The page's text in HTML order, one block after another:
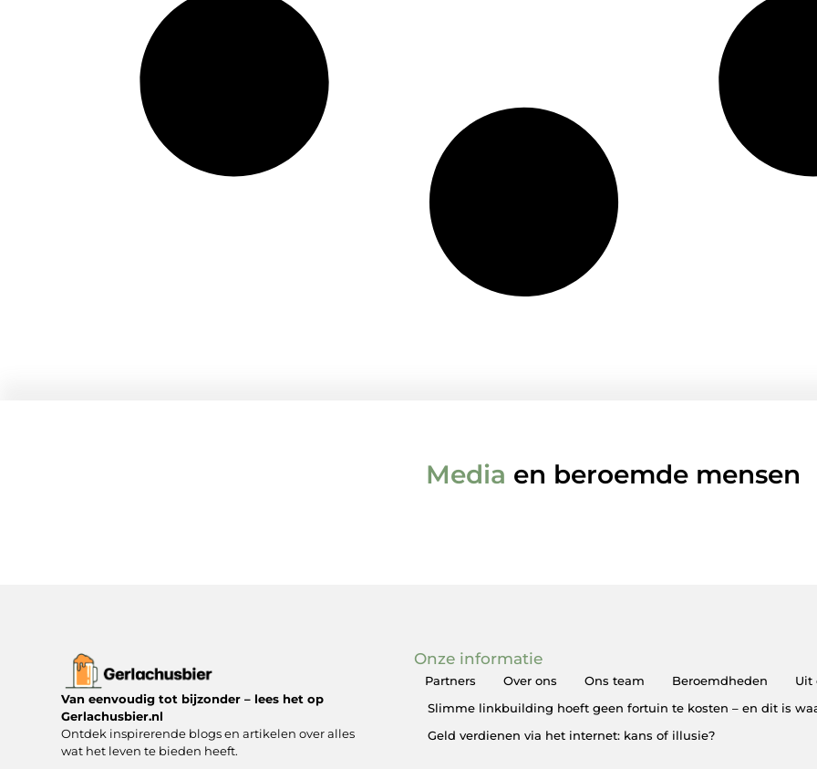
Media en beroemde mensen
Van eenvoudig tot bijzonder – lees het op
Gerlachusbier.nl
Ontdek inspirerende blogs en artikelen over alles
wat het leven te bieden heeft.
Onze informatie
Partners Over ons Ons team Beroemdheden
Uit
Slimme linkbuilding hoeft geen fortuin te kosten – en dit is
Geld verdienen via het internet: kans of illusie?